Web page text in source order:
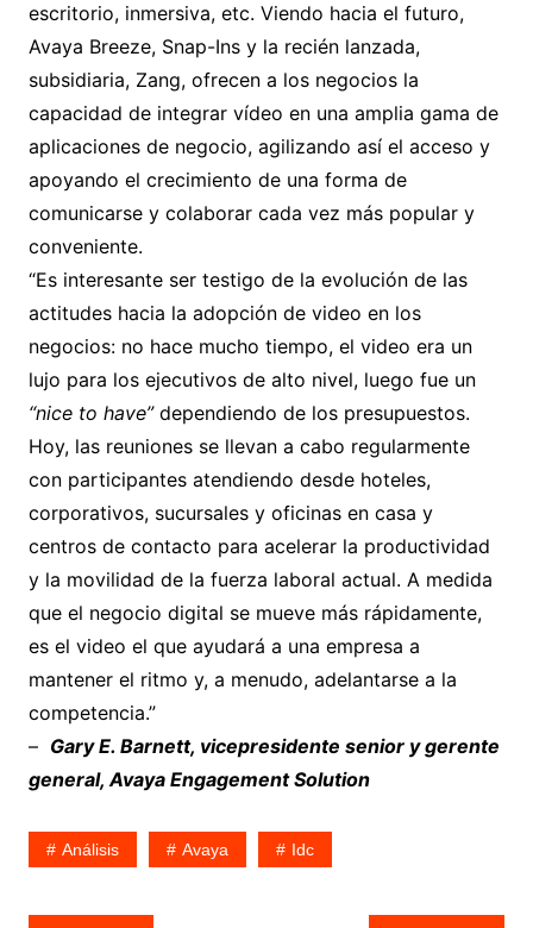
escritorio, inmersiva, etc. Viendo hacia el futuro,
Avaya Breeze, Snap-Ins y la recién lanzada,
subsidiaria, Zang, ofrecen a los negocios la
capacidad de integrar vídeo en una amplia gama de
aplicaciones de negocio, agilizando así el acceso y
apoyando el crecimiento de una forma de
comunicarse y colaborar cada vez más popular y
conveniente.
“Es interesante ser testigo de la evolución de las
actitudes hacia la adopción de video en los
negocios: no hace mucho tiempo, el video era un
lujo para los ejecutivos de alto nivel, luego fue un
“nice to have”dependiendo de los presupuestos.
Hoy, las reuniones se llevan a cabo regularmente
con participantes atendiendo desde hoteles,
corporativos, sucursales y oficinas en casa y
centros de contacto para acelerar la productividad
y la movilidad de la fuerza laboral actual. A medida
que el negocio digital se mueve más rápidamente,
es el video el que ayudará a una empresa a
mantener el ritmo y, a menudo, adelantarse a la
competencia.”
– Gary E. Barnett, vicepresidente senior y gerente
general, Avaya Engagement Solution
Análisis Avaya Idc